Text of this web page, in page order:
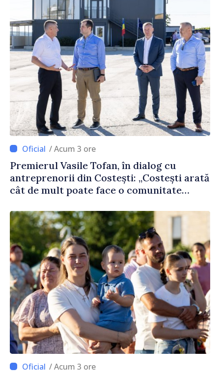
/ Acum 3 ore
Premierul Vasile Tofan, în dialog cu
antreprenorii din Costești: „Costești arată
cât de mult poate face o comunitate
spirit antreprenorial”
/ Acum 3 ore